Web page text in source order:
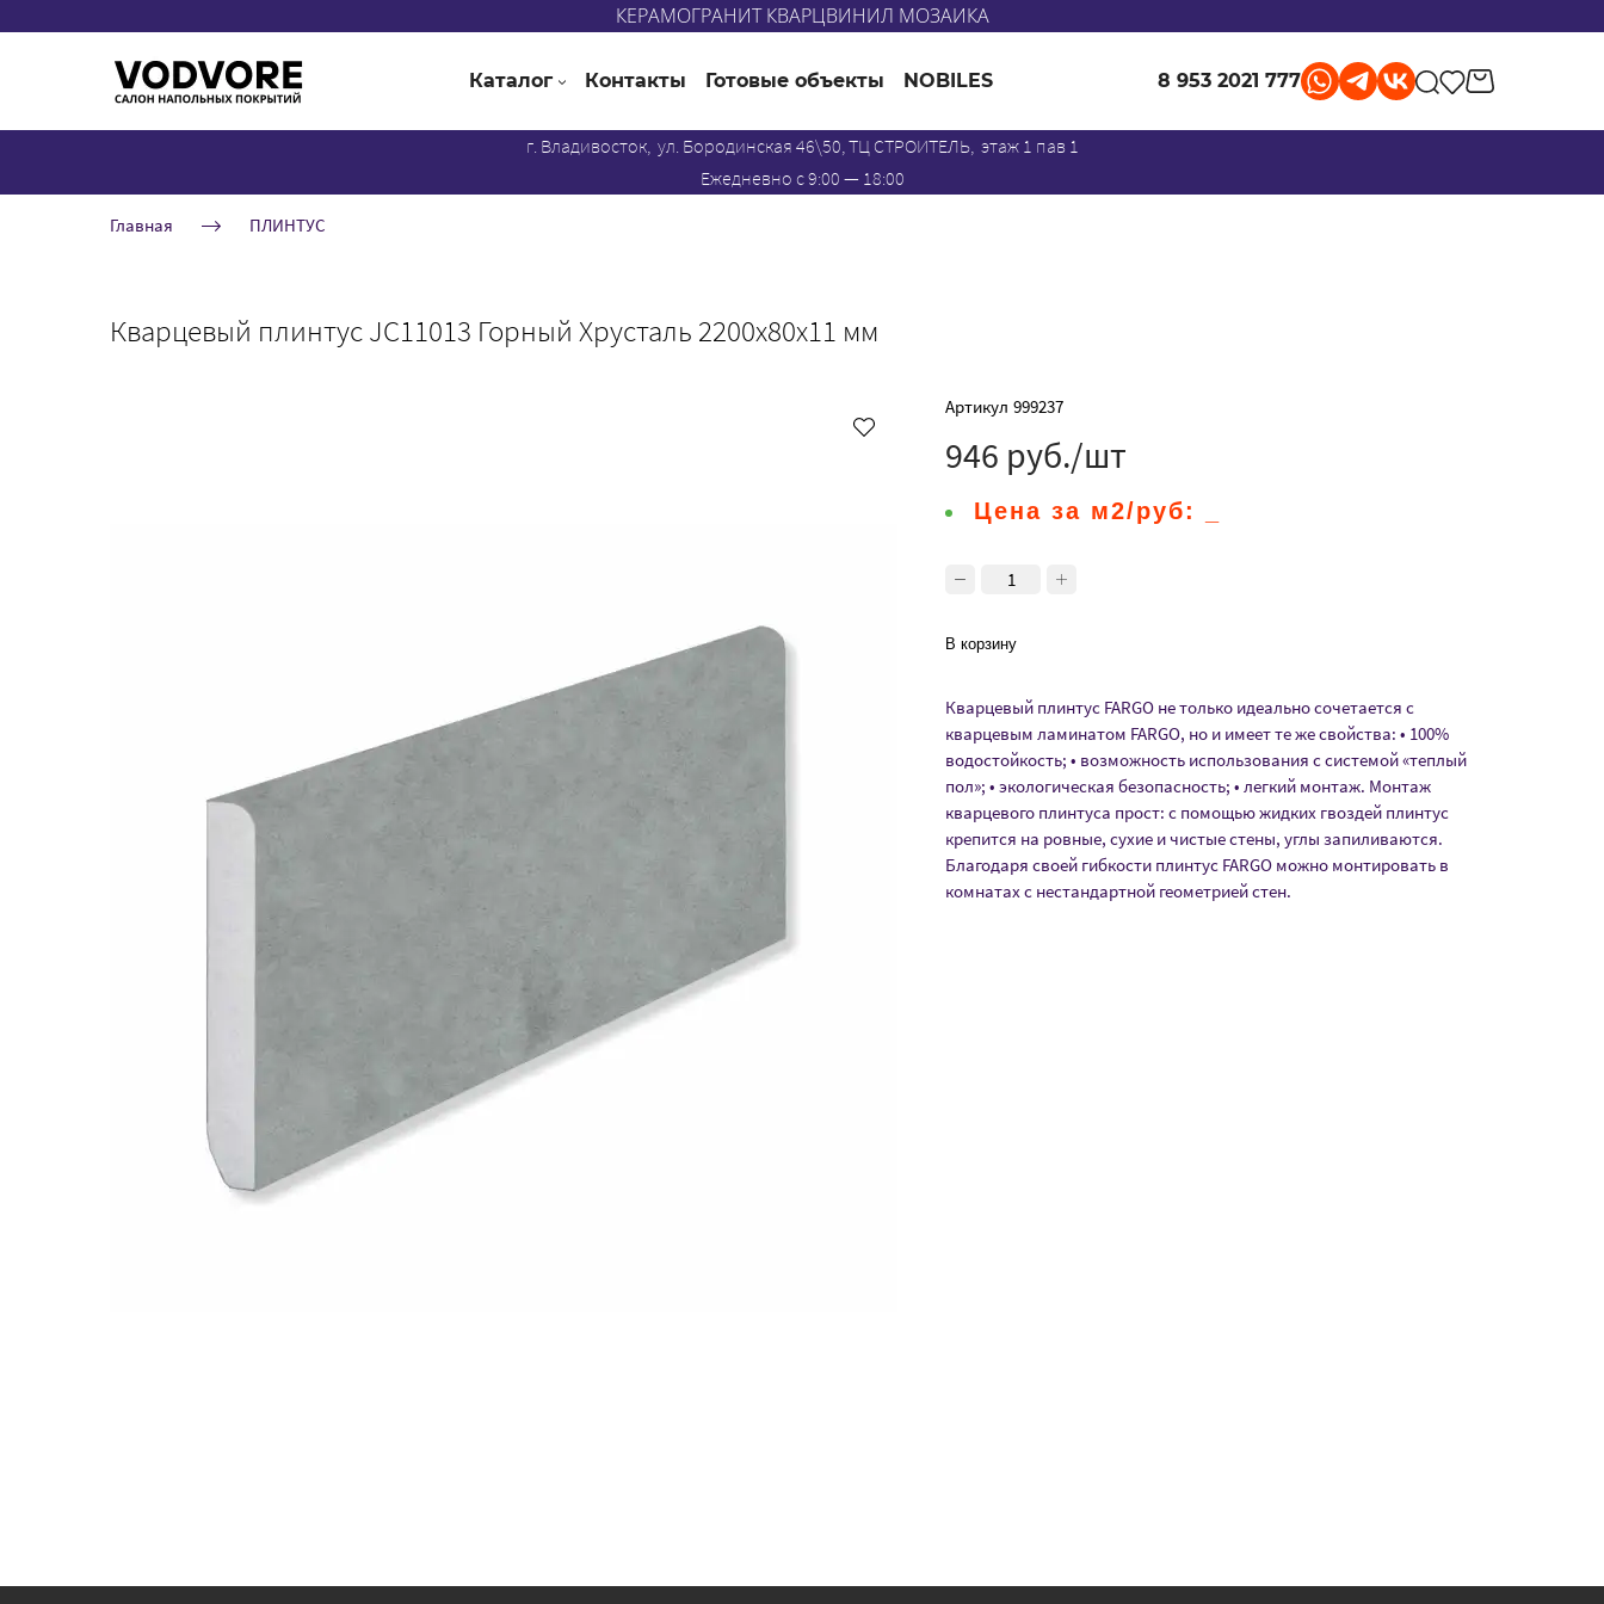
КЕРАМОГРАНИТ КВАРЦВИНИЛ МОЗАИКА
Каталог Контакты Готовые объекты NOBILES 8 953 2021 777
г. Владивосток, ул. Бородинская 46\50, ТЦ СТРОИТЕЛЬ, этаж 1 пав 1
Ежедневно с 9:00 — 18:00
Главная ПЛИНТУС
Кварцевый плинтус JC11013 Горный Хрусталь 2200x80x11 мм
Артикул 999237
946 руб./шт
Цена за м2/руб:
В корзину
Кварцевый плинтус FARGO не только идеально сочетается с
кварцевым ламинатом FARGO, но и имеет те же свойства: • 100%
водостойкость; • возможность использования с системой «теплый
пол»; • экологическая безопасность; • легкий монтаж. Монтаж
кварцевого плинтуса прост: с помощью жидких гвоздей плинтус
крепится на ровные, сухие и чистые стены, углы запиливаются.
Благодаря своей гибкости плинтус FARGO можно монтировать в
комнатах с нестандартной геометрией стен.